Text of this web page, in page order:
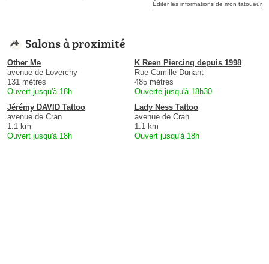
Éditer les informations de mon tatoueur
Salons à proximité
Other Me
avenue de Loverchy
131 mètres
Ouvert jusqu'à 18h
K Reen Piercing depuis 1998
Rue Camille Dunant
485 mètres
Ouverte jusqu'à 18h30
Jérémy DAVID Tattoo
avenue de Cran
1.1 km
Ouvert jusqu'à 18h
Lady Ness Tattoo
avenue de Cran
1.1 km
Ouvert jusqu'à 18h